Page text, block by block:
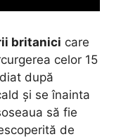
britanici care
celor 15
după
și se înainta
să fie
de